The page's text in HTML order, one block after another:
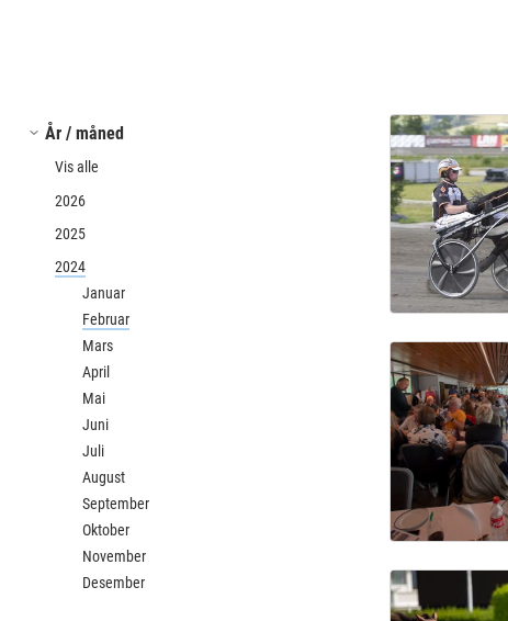
År / måned
Vis alle
2026
2025
2024
Januar
Februar
Mars
April
Mai
Juni
Juli
August
September
Oktober
November
Desember